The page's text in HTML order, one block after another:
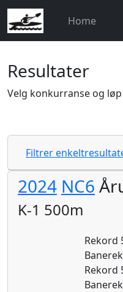
Home
Resultater
Velg konkurranse og
Filtrer
2024 NC6
K-1 500m
Rekord
Rekord